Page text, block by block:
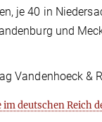
je 40 in
und
Vandenhoeck &
deutschen Reich